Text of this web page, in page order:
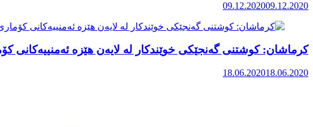
09.12.202009.12.2020
کرماشان: کوشتنی گەنجێکی خوێندکار لە لایەن هێزە ئەمنییەکانی
18.06.202018.06.2020